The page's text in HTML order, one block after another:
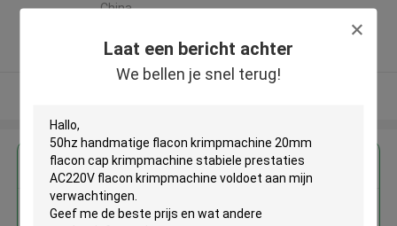
Laat een bericht achter
We bellen je snel terug!
,China
Geverifieerde Leverancier
Krijg de beste prijs voor
50hz handmatige flacon